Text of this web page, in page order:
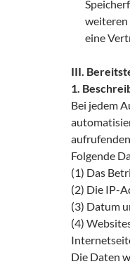
weiteren
eine
III.
1.
Bei jedem
Folgende
(1) Das
(2) Die IP-
(3) Datum
(4)
Die Daten